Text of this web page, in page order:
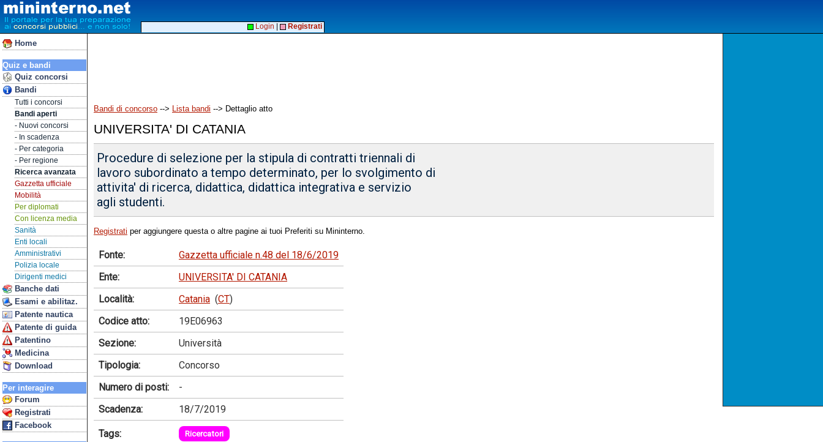
Home
Quiz e bandi
Quiz concorsi
Bandi
Tutti i concorsi
Bandi aperti
- Nuovi concorsi
- In scadenza
- Per categoria
- Per regione
Ricerca avanzata
Gazzetta ufficiale
Mobilità
Per diplomati
Con licenza media
Sanità
Enti locali
Amministrativi
Polizia locale
Dirigenti medici
Banche dati
Esami e abilitaz.
Patente nautica
Patente di guida
Patentino
Medicina
Download
Per interagire
Forum
Registrati
Facebook
Login Registrati
Bandi di concorso --> Lista bandi --> Dettaglio atto
UNIVERSITA' DI CATANIA
Procedure di selezione per la stipula di contratti triennali di
lavoro subordinato a tempo determinato, per lo svolgimento di
attivita' di ricerca, didattica, didattica integrativa e servizio
agli studenti.
Registrati per aggiungere questa o altre pagine ai tuoi Preferiti su Mininterno.
Fonte:
Gazzetta ufficiale n.48 del 18/6/2019
Ente:
UNIVERSITA' DI CATANIA
Località:
Catania (CT)
Codice atto:
19E06963
Sezione:
Università
Tipologia:
Concorso
Numero di posti:
-
Scadenza:
18/7/2019
Tags: Ricercatori